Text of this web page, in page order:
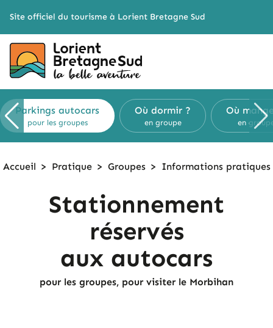
Site officiel du tourisme à Lorient Bretagne Sud
Parkings autocars
pour les groupes
Où dormir ?
en groupe
Où
en
Accueil > Pratique > Groupes > Informationspratiques
Stationnement
réservés
aux autocars
pour les groupes, pour visiter le Morbihan